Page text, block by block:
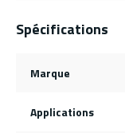
Spécifications
Marque
Applications